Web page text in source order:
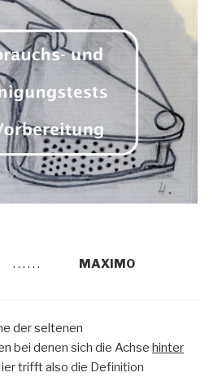
. . . . . . MAXIMO
der seltenen
bei denen sich die Achse hinter
trifft also die Definition